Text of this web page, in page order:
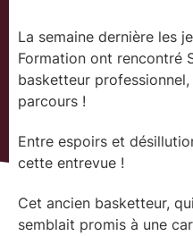
La semaine dernière les
Formation ont rencontré
basketteur
parcours !
Entre espoirs et
cette entrevue !
Cet ancien basketteur,
semblait promis à une